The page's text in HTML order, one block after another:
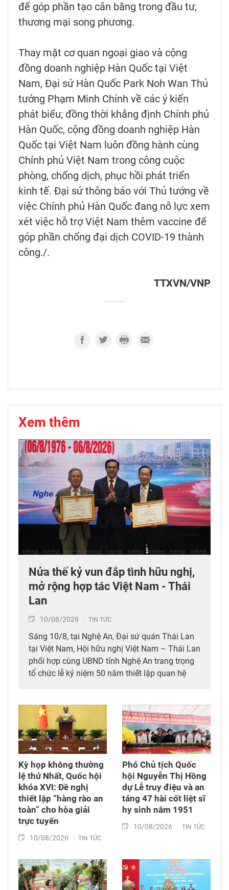
để góp phần tạo cân bằng trong đầu tư,
thương mại song phương.
Thay mặt cơ quan ngoại giao và cộng
đồng doanh nghiệp Hàn Quốc tại Việt
Nam, Đại sứ Hàn Quốc Park Noh Wan Thủ
tướng Phạm Minh Chính về các ý kiến
phát biểu; đồng thời khẳng định Chính phủ
Hàn Quốc, cộng đồng doanh nghiệp Hàn
Quốc tại Việt Nam luôn đồng hành cùng
Chính phủ Việt Nam trong công cuộc
phòng, chống dịch, phục hồi phát triển
kinh tế. Đại sứ thông báo với Thủ tướng về
việc Chính phủ Hàn Quốc đang nỗ lực xem
xét việc hỗ trợ Việt Nam thêm vaccine để
góp phần chống đại dịch COVID-19 thành
công./.
TTXVN/VNP
Xem thêm
Nửa thế kỷ vun đắp tình hữu nghị,
mở rộng hợp tác Việt Nam - Thái
Lan
10/08/2026 TIN TỨC
Sáng 10/8, tại Nghệ An, Đại sứ quán Thái Lan
tại Việt Nam, Hội hữu nghị Việt Nam – Thái Lan
phối hợp cùng UBND tỉnh Nghệ An trang trọng
tổ chức lễ kỷ niệm 50 năm thiết lập quan hệ
mối thân tình giữa hai dân tộc Việt Nam và
Thái Lan.
Kỳ họp không thường
lệ thứ Nhất, Quốc hội
khóa XVI: Đề nghị
thiết lập “hàng rào an
toàn” cho hòa giải
trực tuyến
10/08/2026 TIN TỨC
Phó Chủ tịch Quốc
hội Nguyễn Thị Hồng
dự Lễ truy điệu và an
táng 47 hài cốt liệt sĩ
hy sinh năm 1951
10/08/2026 TIN TỨC